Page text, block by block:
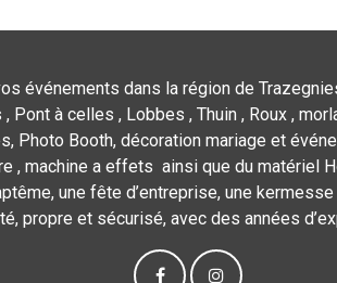
événements dans la région de
à celles , Lobbes , Thuin , Roux ,
Photo Booth, décoration mariage et
, machine a effets ainsi que du matériel
une fête d’entreprise, une
propre et sécurisé, avec des années